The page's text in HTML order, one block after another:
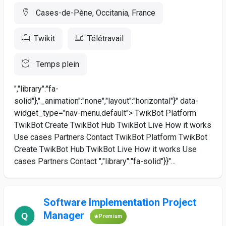
Cases-de-Pène, Occitania, France
Twikit Télétravail
Temps plein
","library":"fa-
solid"},"_animation":"none","layout":"horizontal"}" data-
widget_type="nav-menu.default"> TwikBot Platform
TwikBot Create TwikBot Hub TwikBot Live How it works
Use cases Partners Contact TwikBot Platform TwikBot
Create TwikBot Hub TwikBot Live How it works Use
cases Partners Contact ","library":"fa-solid"}}"...
Software Implementation Project
Manager
Premium